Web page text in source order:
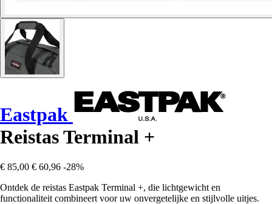
Eastpak
Reistas Terminal +
€ 85,00 € 60,96 -28%
Ontdek de reistas Eastpak Terminal +, die lichtgewicht en
functionaliteit combineert voor uw onvergetelijke en stijlvolle uitjes.